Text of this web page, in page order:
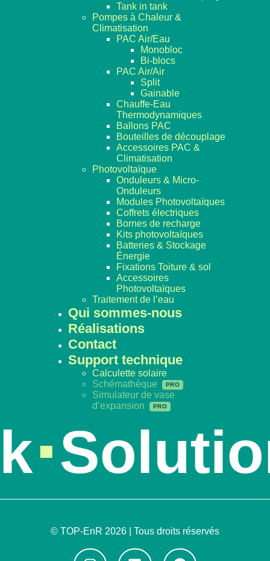
Tank in tank
Pompes à Chaleur &
Climatisation
PAC Air/Eau
Monobloc
Bi-blocs
PAC Air/Air
Split
Gainable
Chauffe-Eau
Thermodynamiques
Ballons PAC
Bouteilles de découplage
Accessoires PAC &
Climatisation
Photovoltaïque
Onduleurs & Micro-
Onduleurs
Modules Photovoltaïques
Coffrets électriques
Bornes de recharge
Kits photovoltaïques
Batteries & Stockage
Énergie
Fixations Toiture & sol
Accessoires
Photovoltaïques
Traitement de l’eau
Qui sommes-nous
Réalisations
Contact
Support technique
Calculette solaire
Schémathèque
Simulateur de vase
d’expansion
© TOP-EnR 2026 | Tous droits réservés